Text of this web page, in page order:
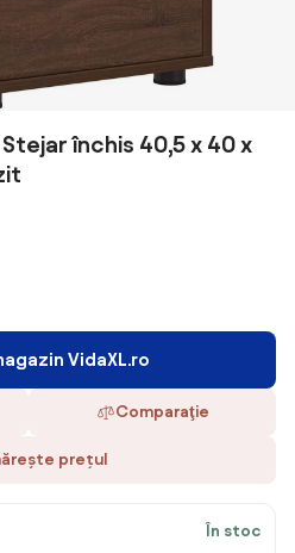
închis 40,5 x 40 x
VidaXL.ro
Comparaţie
prețul
În stoc